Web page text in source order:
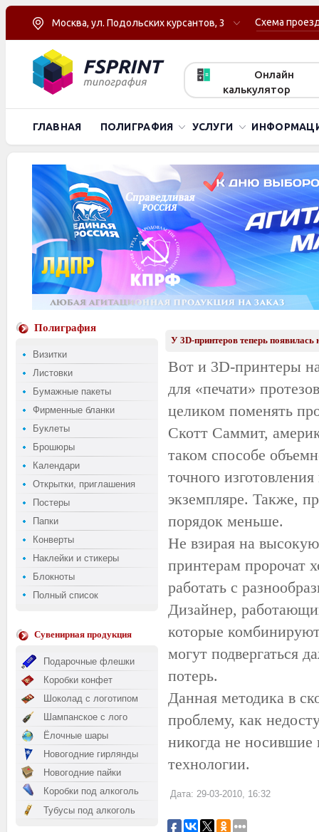
Москва, ул. Подольских курсантов, 3 Схема
Онлайн
калькулятор
ГЛАВНАЯ ПОЛИГРАФИЯ УСЛУГИ
Полиграфия
Визитки
Листовки
Бумажные пакеты
Фирменные бланки
Буклеты
Брошюры
Календари
Открытки, приглашения
Постеры
Папки
Конверты
Наклейки и стикеры
Блокноты
Полный список
Сувенирная продукция
Подарочные флешки
Коробки конфет
Шоколад с логотипом
Шампанское с лого
Ёлочные шары
Новогодние гирлянды
Новогодние пайки
Коробки под алкоголь
Тубусы под алкоголь
У 3D-принтеров теперь появилась
Вот и 3D-принтеры
для «печати»
целиком поменять
Скотт Саммит,
таком способе
точного
экземпляре. Также,
порядок меньше.
Не взирая на
принтерам пророчат
работать с
Дизайнер,
которые
могут подвергаться
потерь.
Данная методика в
проблему, как
никогда не носившие
технологии.
Дата: 29-03-2010, 16:32